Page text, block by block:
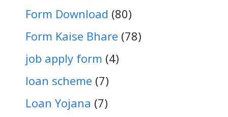
Form Download (80)
Form Kaise Bhare (78)
job apply form (4)
loan scheme (7)
Loan Yojana (7)